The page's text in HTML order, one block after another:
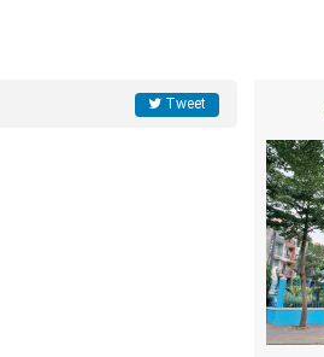
Tweet